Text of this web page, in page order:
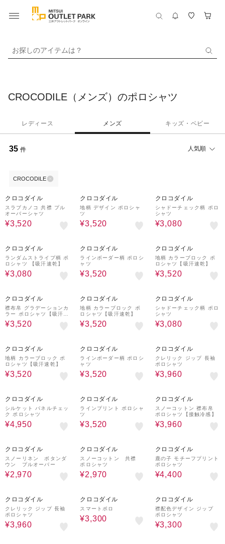
お探しのアイテムは？
CROCODILE（メンズ）のポロシャツ
レディース メンズ キッズ・ベビー
35 件 人気順
CROCODILE
クロコダイル
スラブカノコ 共襟 プル
オーバーシャツ
¥3,520
クロコダイル
地柄 デザイン ポロシャ
ツ
¥3,520
クロコダイル
シャドーチェック柄 ポロ
シャツ
¥3,080
クロコダイル
ランダムストライプ柄 ポ
ロシャツ 【吸汗速乾】
¥3,080
クロコダイル
ラインボーダー柄 ポロシ
ャツ
¥3,520
クロコダイル
地柄 カラーブロック ポ
ロシャツ【吸汗速乾】
¥3,520
クロコダイル
襟布帛 グラデーションカ
ラー ポロシャツ【吸汗速
乾】
¥3,520
クロコダイル
地柄 カラーブロック ポ
ロシャツ【吸汗速乾】
¥3,520
クロコダイル
シャドーチェック柄 ポロ
シャツ
¥3,080
クロコダイル
地柄 カラーブロック ポ
ロシャツ【吸汗速乾】
¥3,520
クロコダイル
ラインボーダー柄 ポロシ
ャツ
¥3,520
クロコダイル
クレリック ジップ 長袖
ポロシャツ
¥3,960
クロコダイル
シルケット パネルチェッ
ク ポロシャツ
¥4,950
クロコダイル
ラインプリント ポロシャ
ツ
¥3,520
クロコダイル
スノーコットン 襟布帛
ポロシャツ【接触冷感】
¥3,960
クロコダイル
スノーリネン ボタンダ
ウン プルオーバー
¥2,970
クロコダイル
スノーコットン 共襟
ポロシャツ
¥2,970
クロコダイル
鹿の子 モチーフプリント
ポロシャツ
¥4,400
クロコダイル
クレリック ジップ 長袖
ポロシャツ
¥3,960
クロコダイル
スマートポロ
¥3,300
クロコダイル
襟配色デザイン ジップ
ポロシャツ
¥3,300